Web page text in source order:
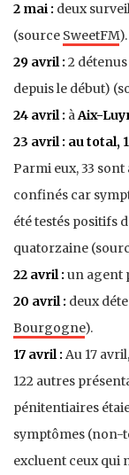
2 mai : deux
(source SweetFM).
29 avril : 2
depuis le début)
24 avril : à Aix-
23 avril : au total,
Parmi eux, 33
confinés car
été testés positifs
quatorzaine
22 avril : un agent
20 avril : deux
Bourgogne).
17 avril : Au 17
122 autres
pénitentiaires
symptômes (non-
excluent ceux qui